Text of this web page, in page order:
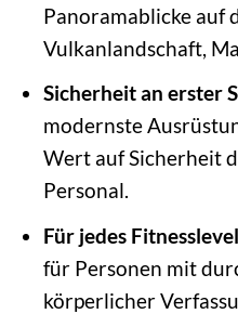
Panoramablicke auf
Vulkanlandschaft,
Sicherheit an erster
modernste
Wert auf Sicherheit
Personal.
Für jedes
für Personen mit
körperlicher